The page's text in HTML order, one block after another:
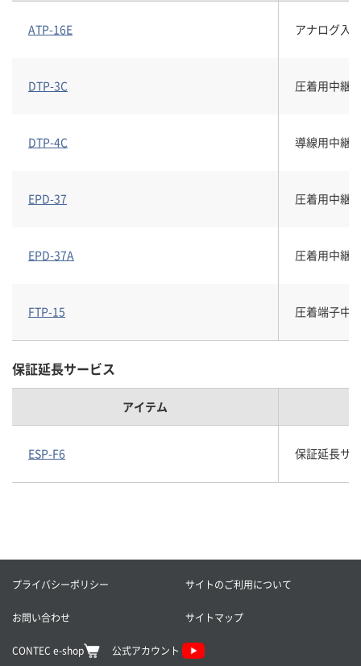
ATP-16E アナログ入
DTP-3C 圧着用中継
DTP-4C 導線用中継
EPD-37 圧着用中継
EPD-37A 圧着用中継
FTP-15 圧着端子中
保証延長サービス
アイテム
ESP-F6 保証延長サ
プライバシーポリシー サイトのご利用について
お問い合わせ サイトマップ
CONTEC e-shop 公式アカウント